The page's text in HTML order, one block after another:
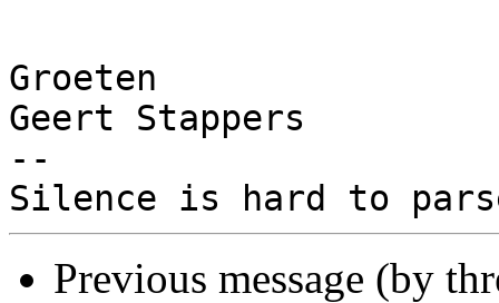
Groeten
Geert Stappers
--
Previous message (by